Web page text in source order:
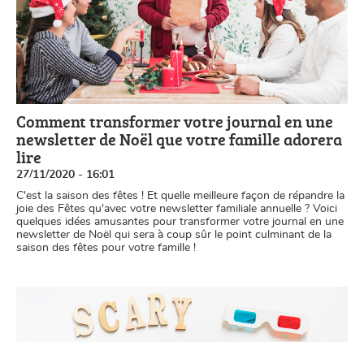
Comment transformer votre journal en une
newsletter de Noël que votre famille adorera
lire
27/11/2020 - 16:01
C'est la saison des fêtes ! Et quelle meilleure façon de répandre la
joie des Fêtes qu'avec votre newsletter familiale annuelle ? Voici
quelques idées amusantes pour transformer votre journal en une
newsletter de Noël qui sera à coup sûr le point culminant de la
saison des fêtes pour votre famille !